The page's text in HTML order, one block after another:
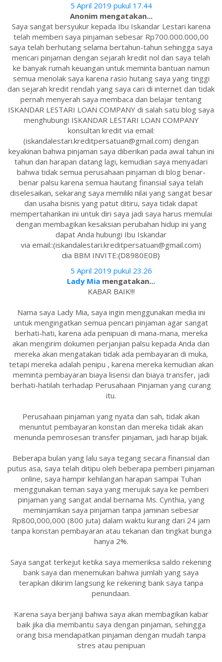
5 April 2019 pukul 17.44
Anonim mengatakan...
Saya sangat bersyukur kepada Ibu Iskandar Lestari karena
telah memberi saya pinjaman sebesar Rp700.000.000,00
saya telah berhutang selama bertahun-tahun sehingga saya
mencari pinjaman dengan sejarah kredit nol dan saya telah
ke banyak rumah keuangan untuk meminta bantuan namun
semua menolak saya karena rasio hutang saya yang tinggi
dan sejarah kredit rendah yang saya cari di internet dan tidak
pernah menyerah saya membaca dan belajar tentang
ISKANDAR LESTARI LOAN COMPANY di salah satu blog saya
menghubungi ISKANDAR LESTARI LOAN COMPANY
konsultan kredit via email:
(iskandalestari.kreditpersatuan@gmail.com) dengan
keyakinan bahwa pinjaman saya diberikan pada awal tahun ini
tahun dan harapan datang lagi, kemudian saya menyadari
bahwa tidak semua perusahaan pinjaman di blog benar-
benar palsu karena semua hautang finansial saya telah
diselesaikan, sekarang saya memiliki nilai yang sangat besar
dan usaha bisnis yang patut ditiru, saya tidak dapat
mempertahankan ini untuk diri saya jadi saya harus memulai
dengan membagikan kesaksian perubahan hidup ini yang
dapat Anda hubungi Ibu Iskandar
via email::(iskandalestari.kreditpersatuan@gmail.com)
dia BBM INVITE:{D8980E0B}
5 April 2019 pukul 23.26
Lady Mia mengatakan...
KABAR BAIK!!!
Nama saya Lady Mia, saya ingin menggunakan media ini
untuk mengingatkan semua pencari pinjaman agar sangat
berhati-hati, karena ada penipuan di mana-mana, mereka
akan mengirim dokumen perjanjian palsu kepada Anda dan
mereka akan mengatakan tidak ada pembayaran di muka,
tetapi mereka adalah penipu , karena mereka kemudian akan
meminta pembayaran biaya lisensi dan biaya transfer, jadi
berhati-hatilah terhadap Perusahaan Pinjaman yang curang
itu.
Perusahaan pinjaman yang nyata dan sah, tidak akan
menuntut pembayaran konstan dan mereka tidak akan
menunda pemrosesan transfer pinjaman, jadi harap bijak.
Beberapa bulan yang lalu saya tegang secara finansial dan
putus asa, saya telah ditipu oleh beberapa pemberi pinjaman
online, saya hampir kehilangan harapan sampai Tuhan
menggunakan teman saya yang merujuk saya ke pemberi
pinjaman yang sangat andal bernama Ms. Cynthia, yang
meminjamkan saya pinjaman tanpa jaminan sebesar
Rp800,000,000 (800 juta) dalam waktu kurang dari 24 jam
tanpa konstan pembayaran atau tekanan dan tingkat bunga
hanya 2%.
Saya sangat terkejut ketika saya memeriksa saldo rekening
bank saya dan menemukan bahwa jumlah yang saya
terapkan dikirim langsung ke rekening bank saya tanpa
penundaan.
Karena saya berjanji bahwa saya akan membagikan kabar
baik jika dia membantu saya dengan pinjaman, sehingga
orang bisa mendapatkan pinjaman dengan mudah tanpa
stres atau penipuan